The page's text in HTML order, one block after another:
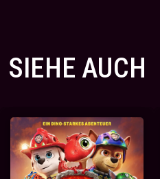
SIEHE AUCH